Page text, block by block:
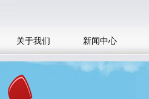
关于我们 新闻中心